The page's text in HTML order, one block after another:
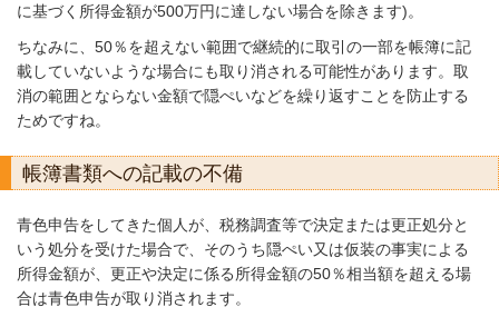
に基づく所得金額が500万円に達しない場合を除きます)。
ちなみに、50％を超えない範囲で継続的に取引の一部を帳簿に記
載していないような場合にも取り消される可能性があります。取
消の範囲とならない金額で隠ぺいなどを繰り返すことを防止する
ためですね。
帳簿書類への記載の不備
青色申告をしてきた個人が、税務調査等で決定または更正処分と
いう処分を受けた場合で、そのうち隠ぺい又は仮装の事実による
所得金額が、更正や決定に係る所得金額の50％相当額を超える場
合は青色申告が取り消されます。